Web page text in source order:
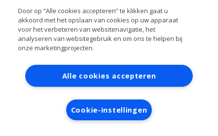
Uitgifte van het bier verloopt via de grossier.
De geregistreerde punten kunnen niet worden omgezet in
geld en zijn niet geldig buiten de actieperiode.
Contact Account aanvragen
Inloggen
RAI bestanden
Privacy
Algemene
voorwaarden
Verwerkersovereenkomst
Door op “Alle cookies accepteren” te klikken gaat u
akkoord met het opslaan van cookies op uw apparaat
voor het verbeteren van websitenavigatie, het
analyseren van websitegebruik en om ons te helpen bij
onze marketingprojecten.
Alle cookies accepteren
Cookie-instellingen